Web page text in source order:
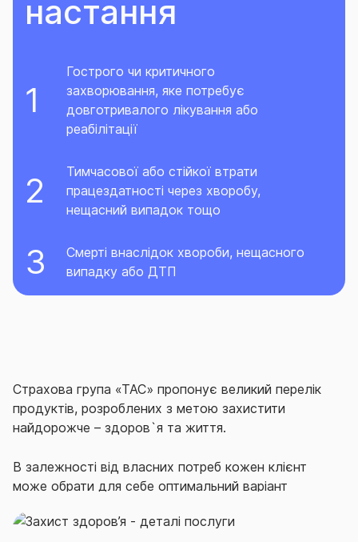
настання
Гострого чи критичного
захворювання, яке потребує
довготривалого лікування або
реабілітації
Тимчасової або стійкої втрати
працездатності через хворобу,
нещасний випадок тощо
Смерті внаслідок хвороби, нещасного
випадку або ДТП
Страхова група «ТАС» пропонує великий перелік
продуктів, розроблених з метою захистити
найдорожче – здоров`я та життя.
В залежності від власних потреб кожен клієнт
може обрати для себе оптимальний варіант
якісний медичний супровід та невідкладну медичну